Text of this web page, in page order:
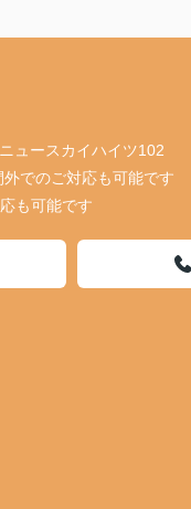
ュースカイハイツ102
でのご対応も可能です
も可能です